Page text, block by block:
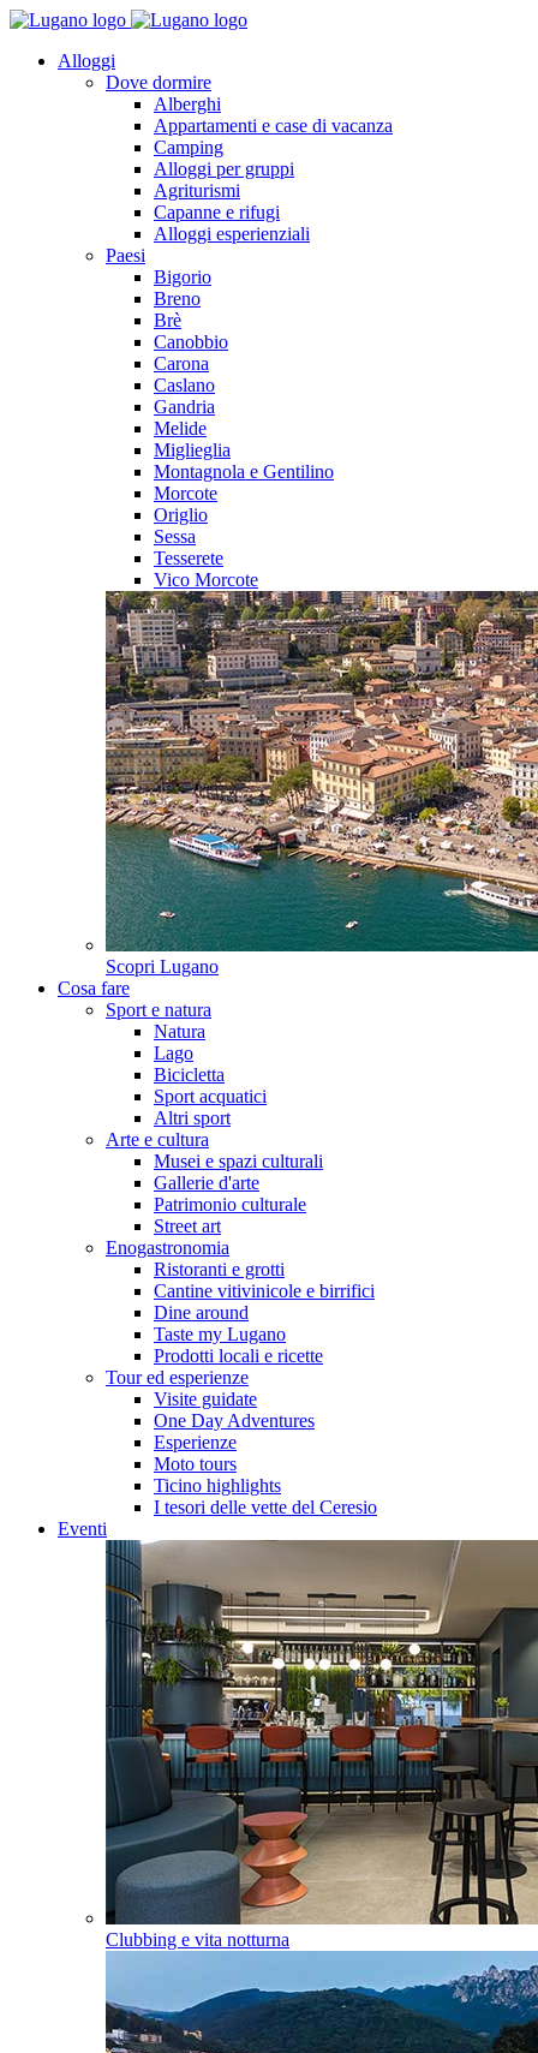
Alloggi
Dove dormire
Alberghi
Appartamenti e case di vacanza
Camping
Alloggi per gruppi
Agriturismi
Capanne e rifugi
Alloggi esperienziali
Paesi
Bigorio
Breno
Brè
Canobbio
Carona
Caslano
Gandria
Melide
Miglieglia
Montagnola e Gentilino
Morcote
Origlio
Sessa
Tesserete
Vico Morcote
Scopri Lugano
Cosa fare
Sport e natura
Natura
Lago
Bicicletta
Sport acquatici
Altri sport
Arte e cultura
Musei e spazi culturali
Gallerie d'arte
Patrimonio culturale
Street art
Enogastronomia
Ristoranti e grotti
Cantine vitivinicole e birrifici
Dine around
Taste my Lugano
Prodotti locali e ricette
Tour ed esperienze
Visite guidate
One Day Adventures
Esperienze
Moto tours
Ticino highlights
I tesori delle vette del Ceresio
Eventi
Clubbing e vita notturna